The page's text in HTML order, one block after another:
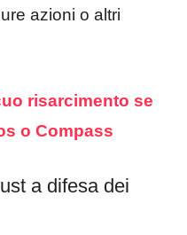
azioni o altri
risarcimento se
o Compass
a difesa dei